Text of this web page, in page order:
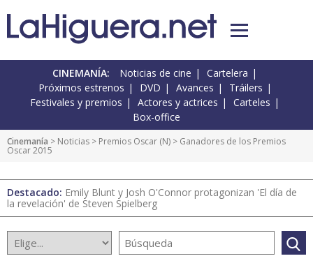
CINEMANÍA: Noticias de cine
Cartelera
Próximos estrenos
DVD Avances
Tráilers
Festivales y premios
Actores y actrices
Carteles
Box-office
Cinemanía > Noticias > Premios Oscar (N) > Ganadores de los Premios
Oscar 2015
Destacado: Emily Blunt y Josh O'Connor protagonizan 'El día de
la revelación' de Steven Spielberg